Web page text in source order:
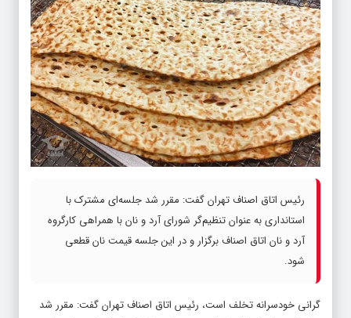
رئیس اتاق اصناف تهران گفت: مقرر شد جلسه‌ای مشترک با
استانداری به عنوان تنظیم‌گر شورای آرد و نان با همراهی کارگروه
آرد و نان اتاق اصناف برگزار و در این جلسه قیمت نان قطعی
شود.
گرانی خودسرانه تخلف است، رئیس اتاق اصناف تهران گفت: مقرر شد